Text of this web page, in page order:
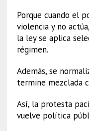
Porque cuando el
violencia y no
la ley se aplica
régimen.
Además, se
termine mezclada
Así, la protesta
vuelve política